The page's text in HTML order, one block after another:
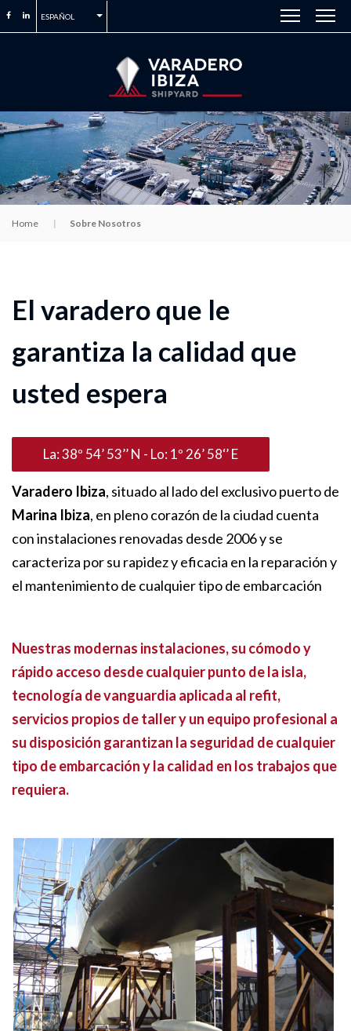
ESPAÑOL
Home Sobre Nosotros
El varadero que le
garantiza la calidad que
usted espera
La: 38º 54’ 53’’ N - Lo: 1º 26’ 58‘’ E
Varadero Ibiza, situado al lado del exclusivo puerto de
Marina Ibiza, en pleno corazón de la ciudad cuenta
con instalaciones renovadas desde 2006 y se
caracteriza por su rapidez y eficacia en la reparación y
el mantenimiento de cualquier tipo de embarcación
Nuestras modernas instalaciones, su cómodo y
rápido acceso desde cualquier punto de la isla,
tecnología de vanguardia aplicada al refit,
servicios propios de taller y un equipo profesional a
su disposición garantizan la seguridad de cualquier
tipo de embarcación y la calidad en los trabajos que
requiera.